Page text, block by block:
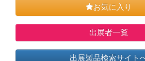
お気に入り
出展者一覧
出展製品検索サイト